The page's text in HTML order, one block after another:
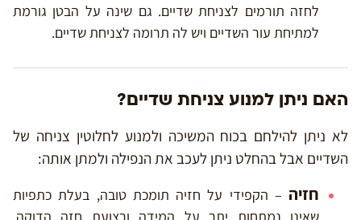
לחזה תורמים לצניחת שדיים. גם שינה על הבטן גורמת
למתיחת עור השדיים ויש לה תרומה לצניחת שדיים.
האם ניתן למנוע צניחת שדיים?
לא ניתן להילחם בכוח המשיכה ולמנוע לחלוטין צניחה של
השדיים אבל בהחלט ניתן לעכב את הנפילה ולמתן אותה:
חזיה – הקפידי על חזיה תומכת טובה, בעלת כתפיות